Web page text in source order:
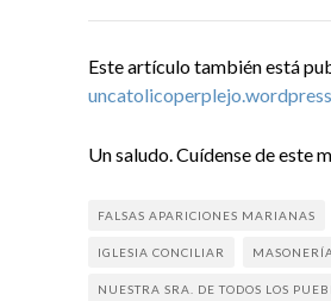
Este artículo también está
Un saludo. Cuídense de este
FALSAS APARICIONES MARIANAS
IGLESIA CONCILIAR MASONERÍA
NUESTRA SRA. DE TODOS LOS